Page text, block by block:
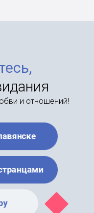
и отношений!